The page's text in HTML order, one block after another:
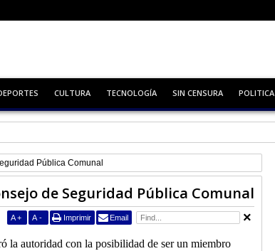
CULTURA TECNOLOGÍA SIN CENSURA POLITICA
Pública Comunal
de Seguridad Pública Comunal
A + A - Imprimir Email
la autoridad con la posibilidad de ser un miembro